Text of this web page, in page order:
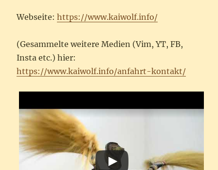
Webseite:https://www.kaiwolf.info/
(Gesammelte weitere Medien (Vim, YT, FB,
Insta etc.) hier:
https://www.kaiwolf.info/anfahrt-kontakt/